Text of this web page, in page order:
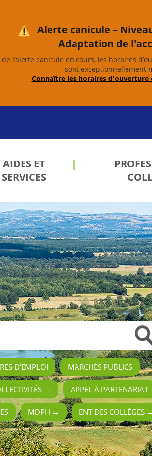
Alerte canicule –
Adaptation de
de l’alerte canicule en cours, les horaires
sont exceptionnellement
Connaître les horaires d'ouverture
AIDES ET
SERVICES
D'EMPLOI MARCHÉS PUBLICS
→ APPEL À PARTENARIAT
MDPH → ENT DES COLLÈGES →